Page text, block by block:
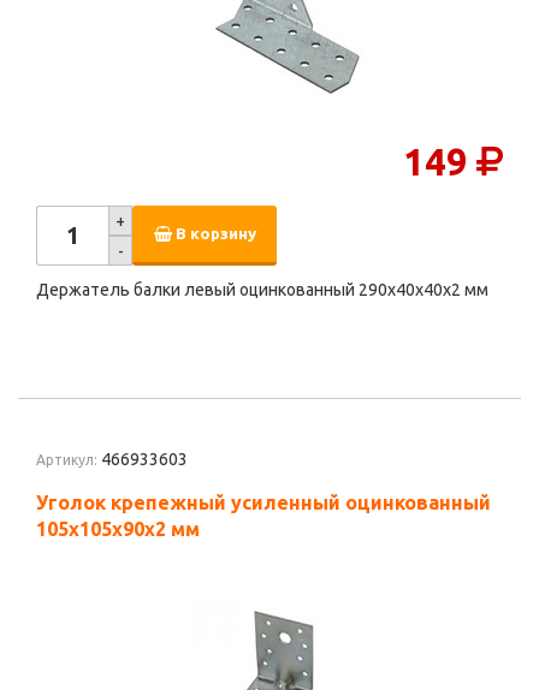
149
+
-
В корзину
Держатель балки левый оцинкованный 290х40х40х2 мм
Артикул: 466933603
Уголок крепежный усиленный оцинкованный
105х105х90х2 мм